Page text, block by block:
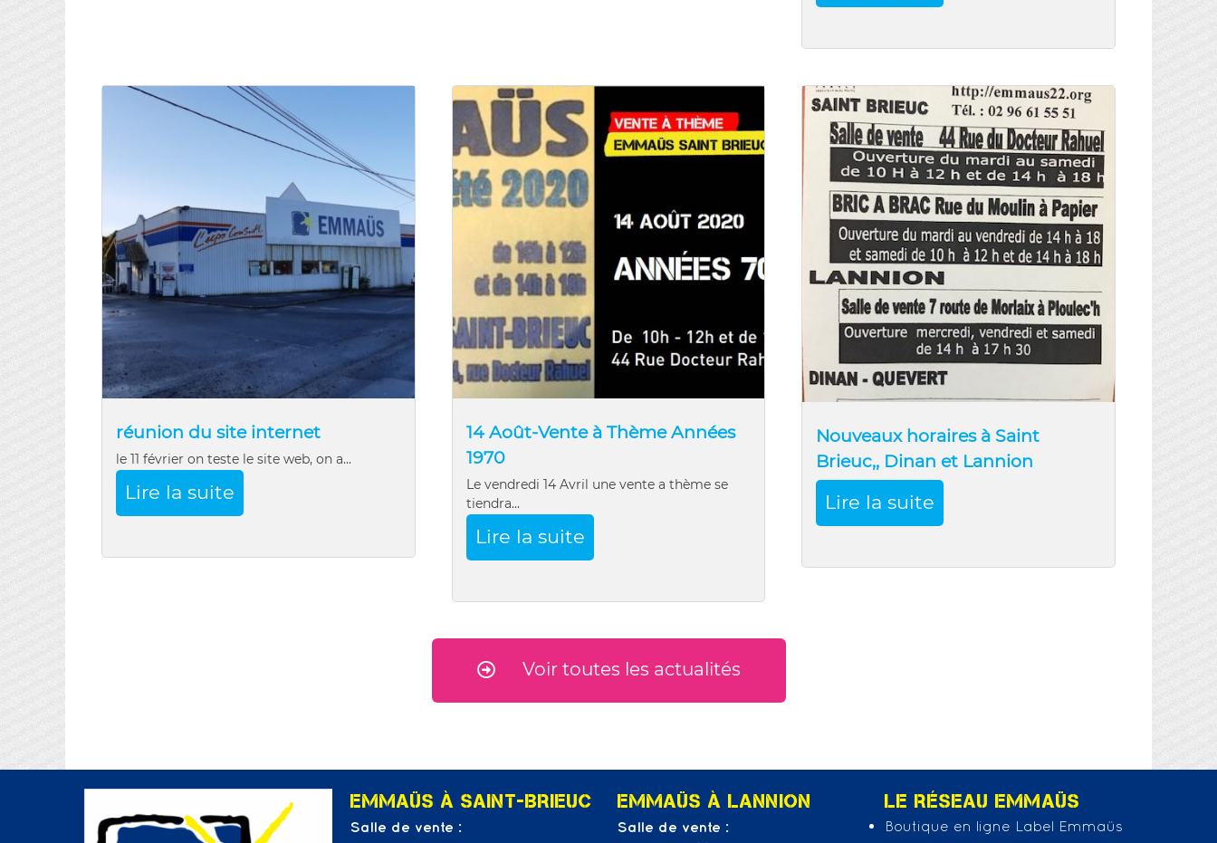
réunion du site internet
le 11 février on teste le site web, on a...
Lire la suite
14 Août-Vente à Thème Années
1970
Le vendredi 14 Avril une vente a thème se
tiendra...
Lire la suite
Nouveaux horaires à Saint
Brieuc,, Dinan et Lannion
Lire la suite
Voir toutes les actualités
EMMAÜS À SAINT-BRIEUC
Salle de vente :
EMMAÜS À LANNION
Salle de vente :
LE RÉSEAU EMMAÜS
Boutique en ligne Label Emmaüs